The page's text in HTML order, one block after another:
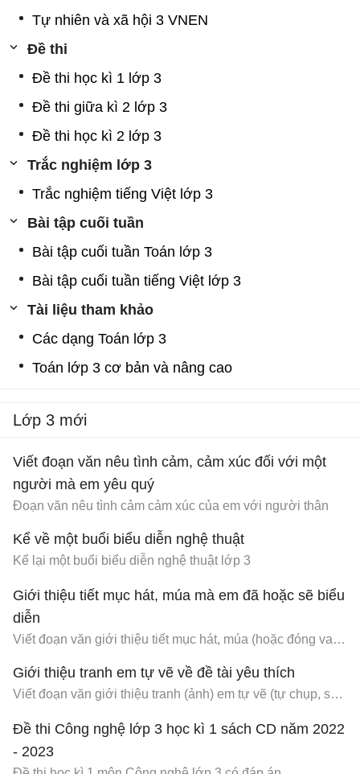
Tự nhiên và xã hội 3 VNEN
Đề thi
Đề thi học kì 1 lớp 3
Đề thi giữa kì 2 lớp 3
Đề thi học kì 2 lớp 3
Trắc nghiệm lớp 3
Trắc nghiệm tiếng Việt lớp 3
Bài tập cuối tuần
Bài tập cuối tuần Toán lớp 3
Bài tập cuối tuần tiếng Việt lớp 3
Tài liệu tham khảo
Các dạng Toán lớp 3
Toán lớp 3 cơ bản và nâng cao
Lớp 3 mới
Viết đoạn văn nêu tình cảm, cảm xúc đối với một
người mà em yêu quý
Đoạn văn nêu tình cảm cảm xúc của em với người thân
Kể về một buổi biểu diễn nghệ thuật
Kể lại một buổi biểu diễn nghệ thuật lớp 3
Giới thiệu tiết mục hát, múa mà em đã hoặc sẽ biểu
diễn
Viết đoạn văn giới thiệu tiết mục hát, múa (hoặc đóng vai) mà em hoặc nhóm em đã hoặc sẽ biểu diễn
Giới thiệu tranh em tự vẽ về đề tài yêu thích
Viết đoạn văn giới thiệu tranh (ảnh) em tự vẽ (tự chụp, sưu tầm) về đề tài yêu thích
Đề thi Công nghệ lớp 3 học kì 1 sách CD năm 2022
- 2023